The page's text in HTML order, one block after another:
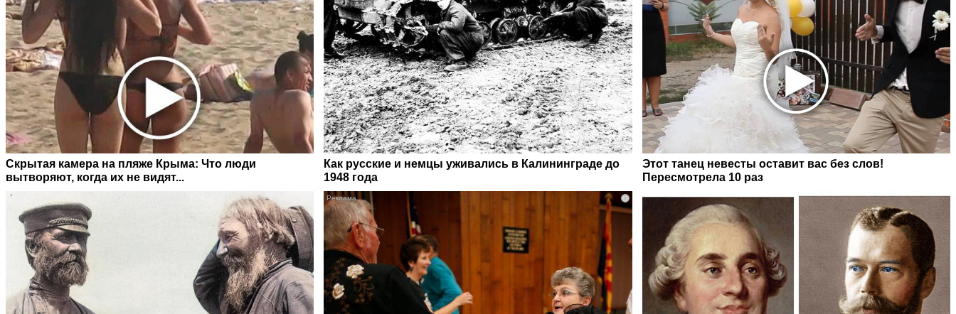
Скрытая камера на пляже Крыма: Что люди
вытворяют, когда их не видят...
Как русские и немцы уживались в Калининграде до
1948 года
Этот танец невесты оставит вас без слов!
Пересмотрела 10 раз
i